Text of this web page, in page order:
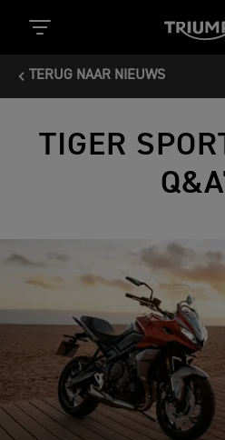
TERUG NAAR NIEUWS
TIGER